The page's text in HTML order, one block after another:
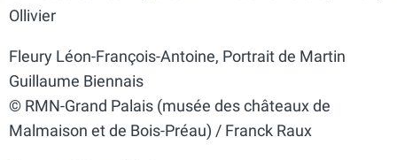
Ollivier
Fleury Léon-François-Antoine, Portrait de Martin
Guillaume Biennais
© RMN-Grand Palais (musée des châteaux de
Malmaison et de Bois-Préau) / Franck Raux